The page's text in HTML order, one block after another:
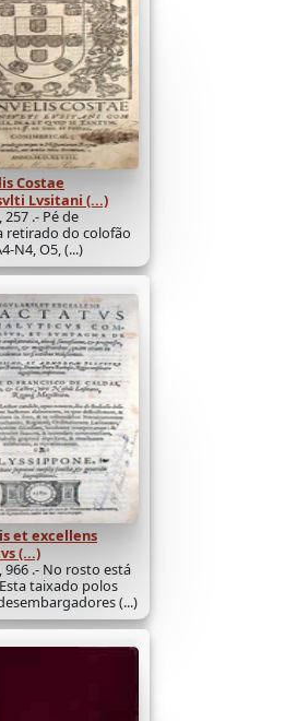
Costae
Lvsitani (...)
.- Pé de
retirado do colofão
N4, O5, (...)
et excellens
(...)
966 .- No rosto está
taixado polos
(...)